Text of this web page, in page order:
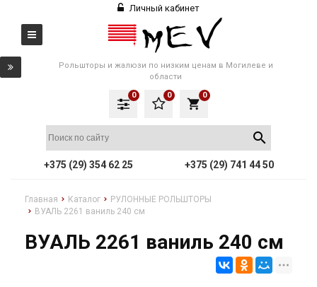
Личный кабинет
Рольшторы и жалюзи по низким ценам в Могилеве и
области
local_grocery_store
0
0
0
+375 (29) 354 62 25 +375 (29) 741 44 50
Главная Каталог
РУЛОННЫЕ РОЛЬШТОРЫ
ВУАЛЬ 2261 ваниль 240 см
ВУАЛЬ 2261 ваниль 240 см